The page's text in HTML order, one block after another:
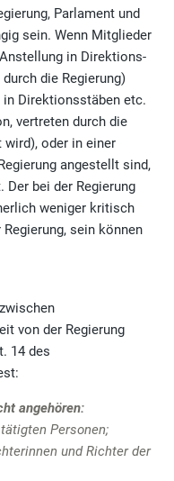
Parlament und
sein. Wenn Mitglieder
in Direktions-
die Regierung)
Direktionsstäben etc.
vertreten durch die
wird), oder in einer
angestellt sind,
bei der Regierung
weniger kritisch
sein können
von der Regierung
14 des
angehören:
Personen;
und Richter der